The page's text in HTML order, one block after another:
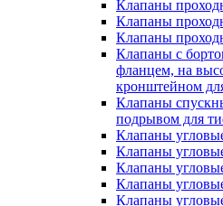
Клапаны
Клапаны
Клапаны
Клапаны с
фланцем, на
кронштейном
Клапаны
подрывом для
Клапаны
Клапаны
Клапаны
Клапаны
Клапаны